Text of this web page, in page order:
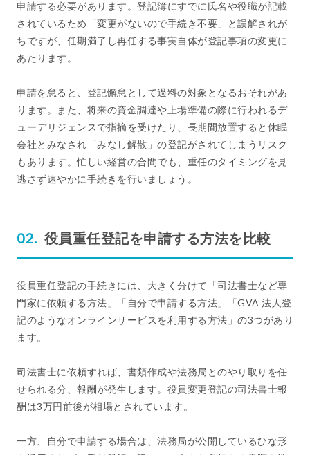
申請する必要があります。登記簿にすでに氏名や役職が記載
されているため「変更がないので手続き不要」と誤解されが
ちですが、任期満了し再任する事実自体が登記事項の変更に
あたります。
申請を怠ると、登記懈怠として過料の対象となるおそれがあ
ります。また、将来の資金調達や上場準備の際に行われるデ
ューデリジェンスで指摘を受けたり、長期間放置すると休眠
会社とみなされ「みなし解散」の登記がされてしまうリスク
もあります。忙しい経営の合間でも、重任のタイミングを見
逃さず速やかに手続きを行いましょう。
役員重任登記を申請する方法を比較
役員重任登記の手続きには、大きく分けて「司法書士など専
門家に依頼する方法」「自分で申請する方法」「GVA 法人登
記のようなオンラインサービスを利用する方法」の3つがあり
ます。
司法書士に依頼すれば、書類作成や法務局とのやり取りを任
せられる分、報酬が発生します。役員変更登記の司法書士報
酬は3万円前後が相場とされています。
一方、自分で申請する場合は、法務局が公開しているひな形